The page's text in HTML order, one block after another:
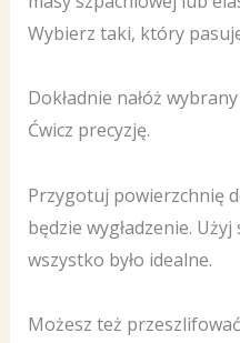
Wybierz taki, który
Dokładnie nałóż
Ćwicz precyzję.
Przygotuj powierzchnię
będzie wygładzenie.
wszystko było idealne.
Możesz też